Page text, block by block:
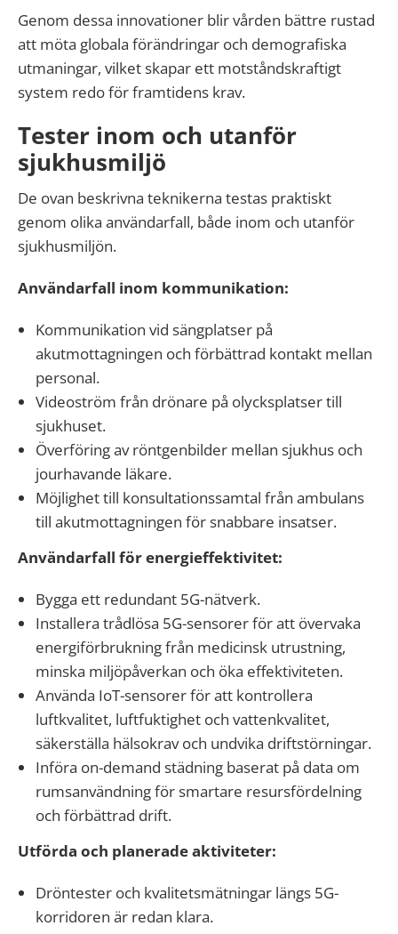
Genom dessa innovationer blir vården bättre rustad
att möta globala förändringar och demografiska
utmaningar, vilket skapar ett motståndskraftigt
system redo för framtidens krav.
Tester inom och utanför
sjukhusmiljö
De ovan beskrivna teknikerna testas praktiskt
genom olika användarfall, både inom och utanför
sjukhusmiljön.
Användarfall inom kommunikation:
Kommunikation vid sängplatser på
akutmottagningen och förbättrad kontakt mellan
personal.
Videoström från drönare på olycksplatser till
sjukhuset.
Överföring av röntgenbilder mellan sjukhus och
jourhavande läkare.
Möjlighet till konsultationssamtal från ambulans
till akutmottagningen för snabbare insatser.
Användarfall för energieffektivitet:
Bygga ett redundant 5G-nätverk.
Installera trådlösa 5G-sensorer för att övervaka
energiförbrukning från medicinsk utrustning,
minska miljöpåverkan och öka effektiviteten.
Använda IoT-sensorer för att kontrollera
luftkvalitet, luftfuktighet och vattenkvalitet,
säkerställa hälsokrav och undvika driftstörningar.
Införa on-demand städning baserat på data om
rumsanvändning för smartare resursfördelning
och förbättrad drift.
Utförda och planerade aktiviteter:
Dröntester och kvalitetsmätningar längs 5G-
korridoren är redan klara.